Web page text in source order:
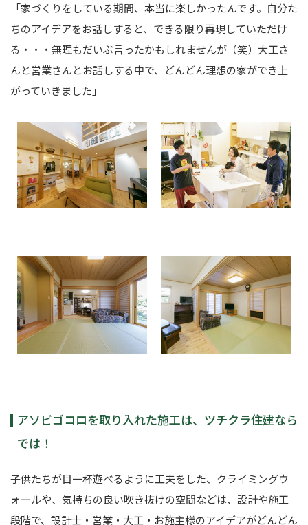
「家づくりをしている期間、本当に楽しかったんです。自分た
ちのアイデアをお話しすると、できる限り再現していただけ
る・・・無理もだいぶ言ったかもしれませんが（笑）大工さ
んと営業さんとお話しする中で、どんどん理想の家ができ上
がっていきました」
アソビゴコロを取り入れた施工は、ツチクラ住建なら
では！
子供たちが目一杯遊べるように工夫をした、クライミングウ
ォールや、気持ちの良い吹き抜けの空間などは、設計や施工
段階で、設計士・営業・大工・お施主様のアイデアがどんどん